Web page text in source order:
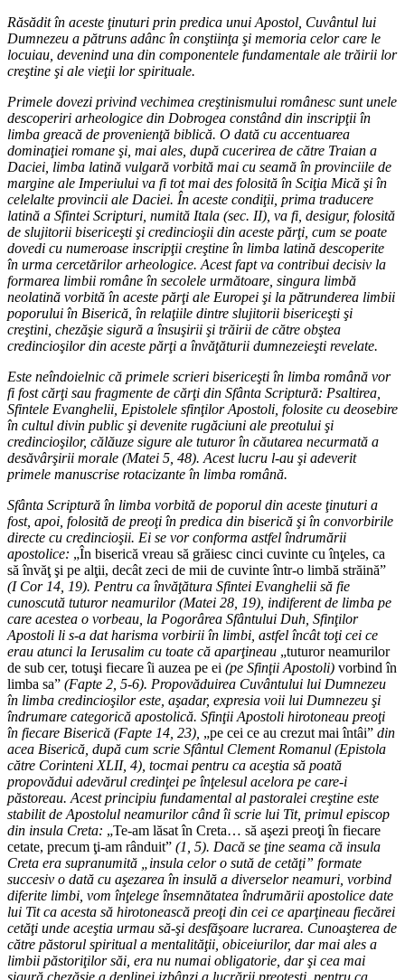
Răsădit în aceste ţinuturi prin predica unui Apostol, Cuvântul lui
Dumnezeu a pătruns adânc în conştiinţa şi memoria celor care le
locuiau, devenind una din componentele fundamentale ale trăirii lor
creştine şi ale vieţii lor spirituale.
Primele dovezi privind vechimea creştinismului românesc sunt unele
descoperiri arheologice din Dobrogea constând din inscripţii în
limba greacă de provenienţă biblică. O dată cu accentuarea
dominaţiei romane şi, mai ales, după cucerirea de către Traian a
Daciei, limba latină vulgară vorbită mai cu seamă în provinciile de
margine ale Imperiului va fi tot mai des folosită în Sciţia Mică şi în
celelalte provincii ale Daciei. În aceste condiţii, prima traducere
latină a Sfintei Scripturi, numită Itala (sec. II), va fi, desigur, folosită
de slujitorii bisericeşti şi credincioşii din aceste părţi, cum se poate
dovedi cu numeroase inscripţii creştine în limba latină descoperite
în urma cercetărilor arheologice. Acest fapt va contribui decisiv la
formarea limbii române în secolele următoare, singura limbă
neolatină vorbită în aceste părţi ale Europei şi la pătrunderea limbii
poporului în Biserică, în relaţiile dintre slujitorii bisericeşti şi
creştini, chezăşie sigură a însuşirii şi trăirii de către obştea
credincioşilor din aceste părţi a învăţăturii dumnezeieşti revelate.
Este neîndoielnic că primele scrieri bisericeşti în limba română vor
fi fost cărţi sau fragmente de cărţi din Sfânta Scriptură: Psaltirea,
Sfintele Evanghelii, Epistolele sfinţilor Apostoli, folosite cu deosebire
în cultul divin public şi devenite rugăciuni ale preotului şi
credincioşilor, călăuze sigure ale tuturor în căutarea necurmată a
desăvârşirii morale (Matei 5, 48). Acest lucru l-au şi adeverit
primele manuscrise rotacizante în limba română.
Sfânta Scriptură în limba vorbită de poporul din aceste ţinuturi a
fost, apoi, folosită de preoţi în predica din biserică şi în convorbirile
directe cu credincioşii. Ei se vor conforma astfel îndrumării
apostolice: „În biserică vreau să grăiesc cinci cuvinte cu înţeles, ca
să învăţ şi pe alţii, decât zeci de mii de cuvinte într-o limbă străină”
(I Cor 14, 19). Pentru ca învăţătura Sfintei Evanghelii să fie
cunoscută tuturor neamurilor (Matei 28, 19), indiferent de limba pe
care acestea o vorbeau, la Pogorârea Sfântului Duh, Sfinţilor
Apostoli li s-a dat harisma vorbirii în limbi, astfel încât toţi cei ce
erau atunci la Ierusalim cu toate că aparţineau „tuturor neamurilor
de sub cer, totuşi fiecare îi auzea pe ei (pe Sfinţii Apostoli) vorbind în
limba sa” (Fapte 2, 5-6). Propovăduirea Cuvântului lui Dumnezeu
în limba credincioşilor este, aşadar, expresia voii lui Dumnezeu şi
îndrumare categorică apostolică. Sfinţii Apostoli hirotoneau preoţi
în fiecare Biserică (Fapte 14, 23), „pe cei ce au crezut mai întâi” din
acea Biserică, după cum scrie Sfântul Clement Romanul (Epistola
către Corinteni XLII, 4), tocmai pentru ca aceştia să poată
propovădui adevărul credinţei pe înţelesul acelora pe care-i
păstoreau. Acest principiu fundamental al pastoralei creştine este
stabilit de Apostolul neamurilor când îi scrie lui Tit, primul episcop
din insula Creta: „Te-am lăsat în Creta… să aşezi preoţi în fiecare
cetate, precum ţi-am rânduit” (1, 5). Dacă se ţine seama că insula
Creta era supranumită „insula celor o sută de cetăţi” formate
succesiv o dată cu aşezarea în insulă a diverselor neamuri, vorbind
diferite limbi, vom înţelege însemnătatea îndrumării apostolice date
lui Tit ca acesta să hirotonească preoţi din cei ce aparţineau fiecărei
cetăţi unde aceştia urmau să-şi desfăşoare lucrarea. Cunoaşterea de
către păstorul spiritual a mentalităţii, obiceiurilor, dar mai ales a
limbii păstoriţilor săi, era nu numai obligatorie, dar şi cea mai
sigură chezăşie a deplinei izbânzi a lucrării preoţeşti, pentru ca